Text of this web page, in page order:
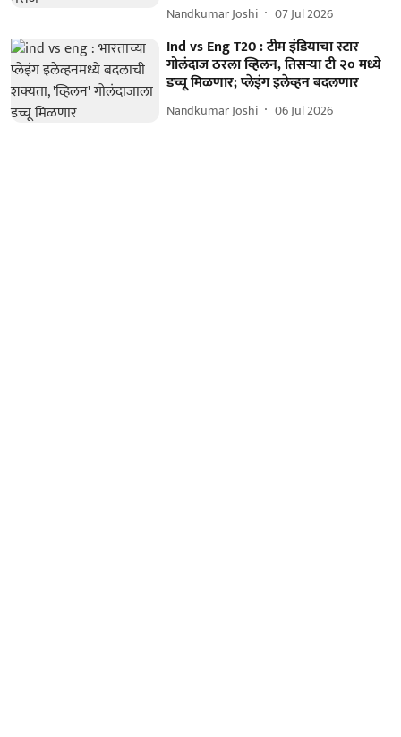
Nandkumar Joshi 07 Jul 2026
Ind vs Eng T20 : टीम इंडियाचा स्टार
गोलंदाज ठरला व्हिलन, तिसऱ्या टी २० मध्ये
डच्चू मिळणार; प्लेइंग इलेव्हन बदलणार
Nandkumar Joshi 06 Jul 2026